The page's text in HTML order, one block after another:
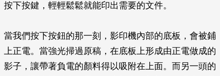
按下按鍵，輕輕鬆鬆就能印出需要的文件。
當我們按下按鈕的那一刻，影印機內部的底板，會被鋪
上正電。當強光掃過原稿，在底板上形成由正電做成的
影子，讓帶著負電的顏料得以吸附在上面。而另一頭的